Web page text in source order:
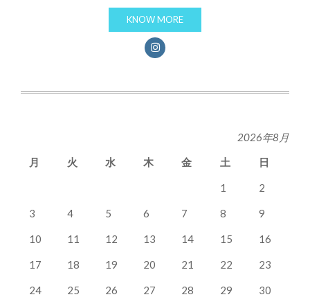
KNOW MORE
2026年8月
月
火 水 木 金 土 日
1 2
3 4 5 6 7 8 9
10 11 12 13 14 15 16
17 18 19 20 21 22 23
24 25 26 27 28 29 30